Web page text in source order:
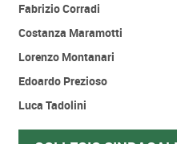
Fabrizio Corradi
Costanza Maramotti
Lorenzo Montanari
Edoardo Prezioso
Luca Tadolini